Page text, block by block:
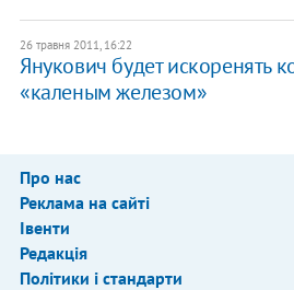
26 травня 2011, 16:22
Янукович будет искоренять
«каленым железом»
Про нас
Реклама на сайті
Івенти
Редакція
Політики і стандарти